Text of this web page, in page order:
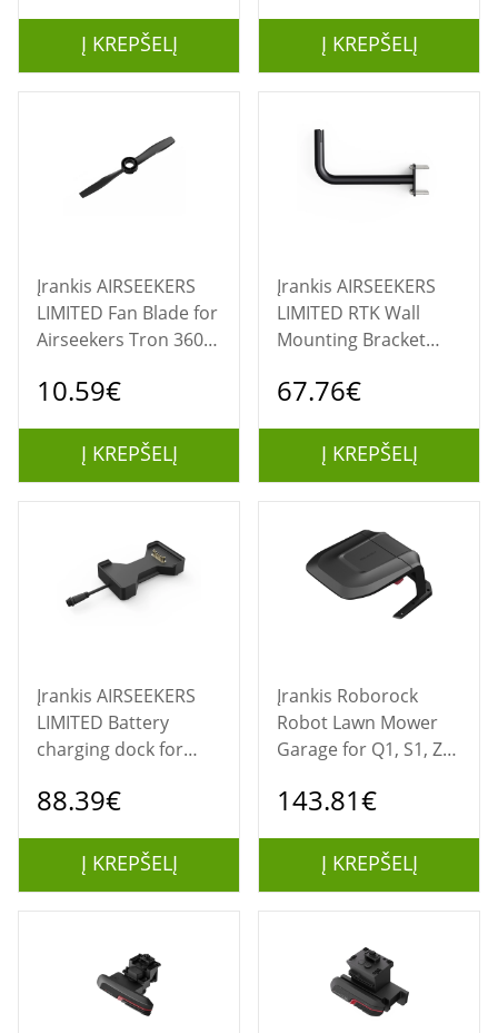
Į KREPŠELĮ Į KREPŠELĮ
Įrankis AIRSEEKERS
LIMITED Fan Blade for
Airseekers Tron 360°
Mower
10.59€
Į KREPŠELĮ
Įrankis AIRSEEKERS
LIMITED RTK Wall
Mounting Bracket
Tron 360° AI Vision
67.76€
Į KREPŠELĮ
Įrankis AIRSEEKERS
LIMITED Battery
charging dock for
AI Vision Mulching
88.39€
Į KREPŠELĮ
Įrankis Roborock
Robot Lawn Mower
Garage for Q1, S1, Z1
143.81€
Į KREPŠELĮ